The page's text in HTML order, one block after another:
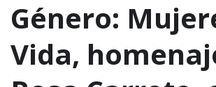
Género:
Vida,